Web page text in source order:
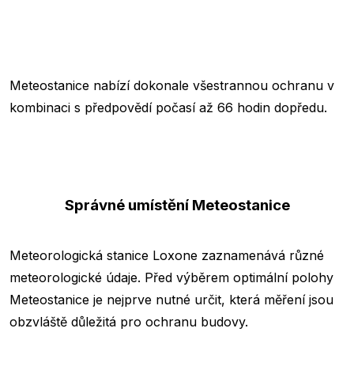
Meteostanice nabízí dokonale všestrannou ochranu v
kombinaci s předpovědí počasí až 66 hodin dopředu.
Správné umístění Meteostanice
Meteorologická stanice Loxone zaznamenává různé
meteorologické údaje. Před výběrem optimální polohy
Meteostanice je nejprve nutné určit, která měření jsou
obzvláště důležitá pro ochranu budovy.